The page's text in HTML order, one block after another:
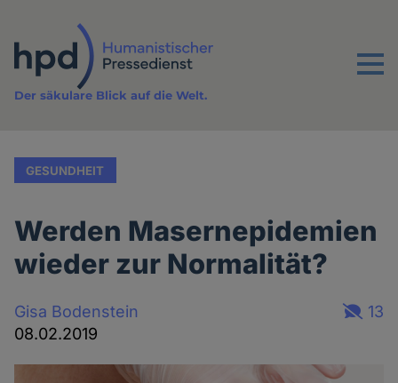
Inhalt
Menu
Der säkulare Blick auf die Welt.
GESUNDHEIT
Werden Masernepidemien
wieder zur Normalität?
Gisa Bodenstein
08.02.2019
13